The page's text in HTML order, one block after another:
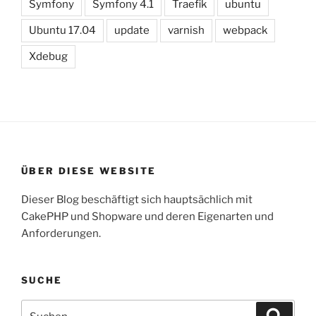
Symfony Symfony 4.1 Traefik ubuntu
Ubuntu 17.04 update varnish webpack
Xdebug
ÜBER DIESE WEBSITE
Dieser Blog beschäftigt sich hauptsächlich mit
CakePHP und Shopware und deren Eigenarten und
Anforderungen.
SUCHE